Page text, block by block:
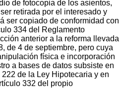
de fotocopia de los asientos,
retirada por el interesado y
ser copiado de conformidad con
334 del Reglamento
anterior a la reforma llevada
de 4 de septiembre, pero cuya
física e incorporación
a bases de datos subsiste en
de la Ley Hipotecaria y en
332 del propio